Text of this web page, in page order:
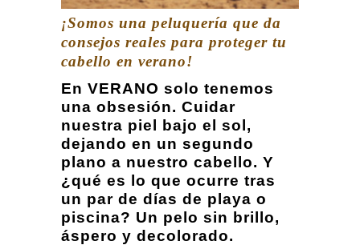
¡Somos una peluquería que da
consejos reales para proteger tu
cabello en verano!
En VERANO solo tenemos
una obsesión. Cuidar
nuestra piel bajo el sol,
dejando en un segundo
plano a nuestro cabello. Y
¿qué es lo que ocurre tras
un par de días de playa o
piscina? Un pelo sin brillo,
áspero y decolorado.